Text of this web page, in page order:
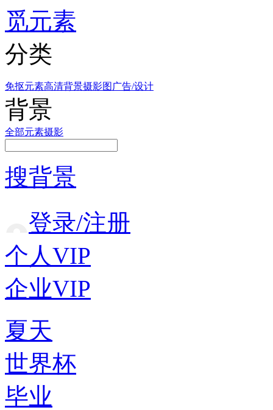
觅元素
分类
免抠元素高清背景摄影图 广告/设计
背景
全部元素摄影
搜背景
登录/注册
个人VIP
企业VIP
夏天
世界杯
毕业